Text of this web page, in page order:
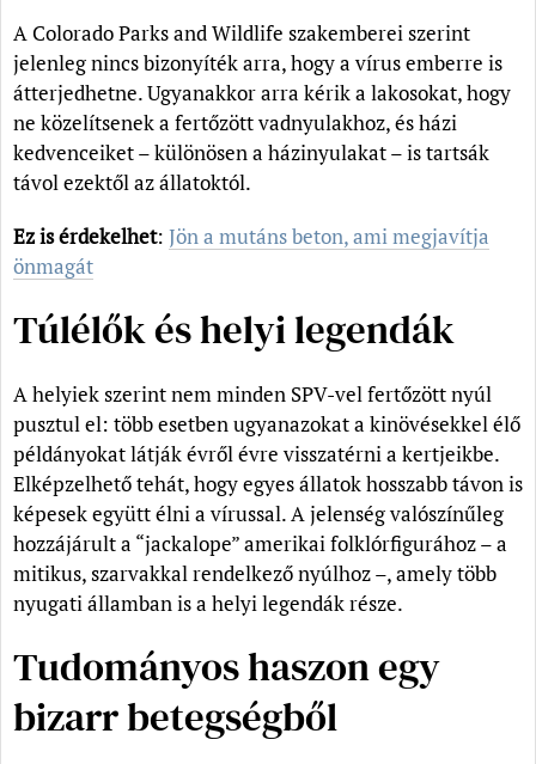
A Colorado Parks and Wildlife szakemberei szerint
jelenleg nincs bizonyíték arra, hogy a vírus emberre is
átterjedhetne. Ugyanakkor arra kérik a lakosokat, hogy
ne közelítsenek a fertőzött vadnyulakhoz, és házi
kedvenceiket – különösen a házinyulakat – is tartsák
távol ezektől az állatoktól.
Ez is érdekelhet: Jön a mutáns beton, ami megjavítja
önmagát
Túlélők és helyi legendák
A helyiek szerint nem minden SPV-vel fertőzött nyúl
pusztul el: több esetben ugyanazokat a kinövésekkel élő
példányokat látják évről évre visszatérni a kertjeikbe.
Elképzelhető tehát, hogy egyes állatok hosszabb távon is
képesek együtt élni a vírussal. A jelenség valószínűleg
hozzájárult a “jackalope” amerikai folklórfigurához – a
mitikus, szarvakkal rendelkező nyúlhoz –, amely több
nyugati államban is a helyi legendák része.
Tudományos haszon egy
bizarr betegségből